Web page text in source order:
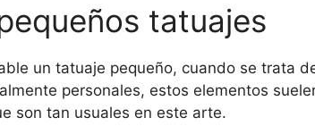
tatuajes
un tatuaje pequeño, cuando se trata
personales, estos elementos
son tan usuales en este arte.